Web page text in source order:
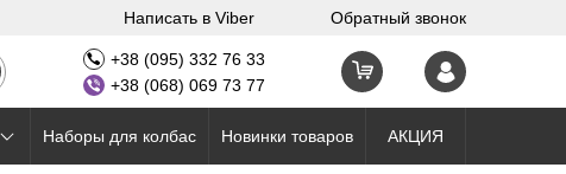
Написать в Viber Обратный звонок
+38 (095) 332 76 33
+38 (068) 069 73 77
Наборы для колбас Новинки товаров АКЦИЯ